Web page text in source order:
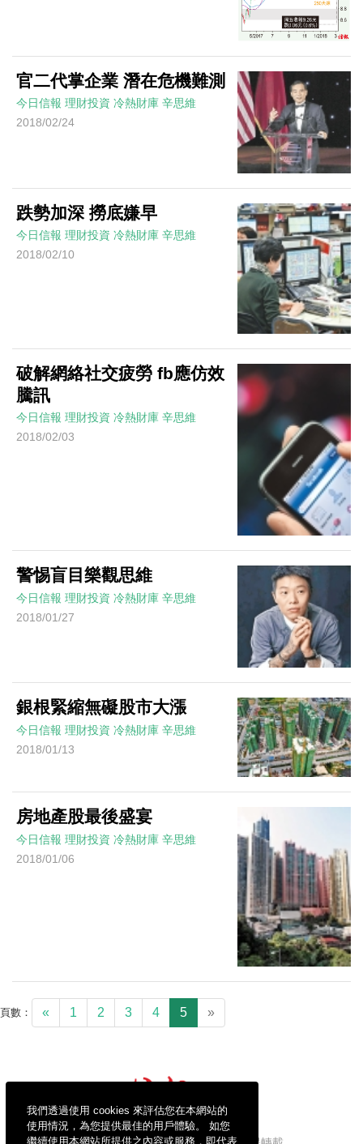
我們透過使用 cookies 來評估您在本網站的
使用情況，為您提供最佳的用戶體驗。 如您
繼續使用本網站所提供之內容或服務，即代表
官二代掌企業 潛在危機難測
今日信報 理財投資 冷熱財庫 辛思維
2018/02/24
跌勢加深 撈底嫌早
今日信報 理財投資 冷熱財庫 辛思維
2018/02/10
破解網絡社交疲勞 fb應仿效
騰訊
今日信報 理財投資 冷熱財庫 辛思維
2018/02/03
警惕盲目樂觀思維
今日信報 理財投資 冷熱財庫 辛思維
2018/01/27
銀根緊縮無礙股市大漲
今日信報 理財投資 冷熱財庫 辛思維
2018/01/13
房地產股最後盛宴
今日信報 理財投資 冷熱財庫 辛思維
2018/01/06
頁數： « 1 2 3 4 5 »